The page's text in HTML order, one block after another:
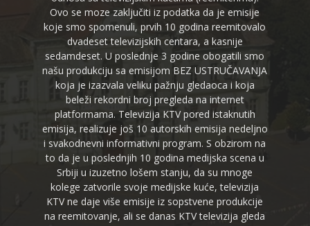
Ovo se moze zaključiti iz podatka da je emisije
koje smo spomenuli, prvih 10 godina reemitovalo
dvadeset televizijskih centara, a kasnije
sedamdeset. U poslednje 3 godine obogatili smo
našu produkciju sa emisijom BEZ USTRUČAVANJA
koja je izazvala veliku pažnju gledaoca i koja
beleži rekordni broj pregleda na internet
platformama. Televizija KTV pored istaknutih
emisija, realizuje još 10 autorskih emisija nedeljno
i svakodnevni informativni program. S obzirom na
to da je u poslednjih 10 godina medijska scena u
Srbiji u izuzetno lošem stanju, da su mnoge
kolege zatvorile svoje medijske kuće, televizija
KTV ne daje više emisije iz sopstvene produkcije
na reemitovanje, ali se danas KTV televizija gleda